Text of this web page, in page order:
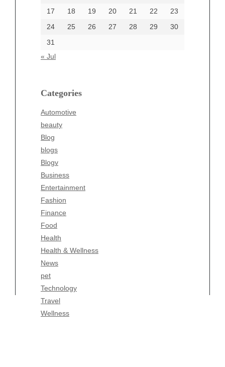
17
18 19 20 21 22
23
24
25 26 27 28 29
30
31
« Jul
Categories
Automotive
beauty
Blog
blogs
Blogv
Business
Entertainment
Fashion
Finance
Food
Health
Health & Wellness
News
pet
Technology
Travel
Wellness
Categories
beauty
Business
Entertainment
Fashion
Finance
Food
Health
Health & Wellness
News
pet
Technology
Travel
Wellness